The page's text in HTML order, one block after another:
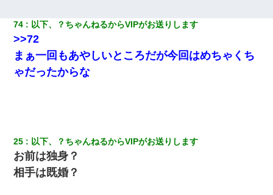
74 以下、？ちゃんねるからVIPがお送りします
>>72
まぁ一回もあやしいところだが今回はめちゃくち
ゃだったからな
25 以下、？ちゃんねるからVIPがお送りします
お前は独身？
相手は既婚？